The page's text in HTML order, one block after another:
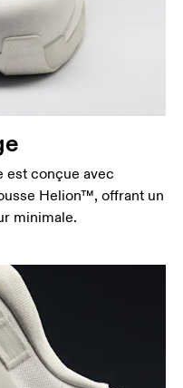
est conçue avec
Helion™, offrant un
minimale.